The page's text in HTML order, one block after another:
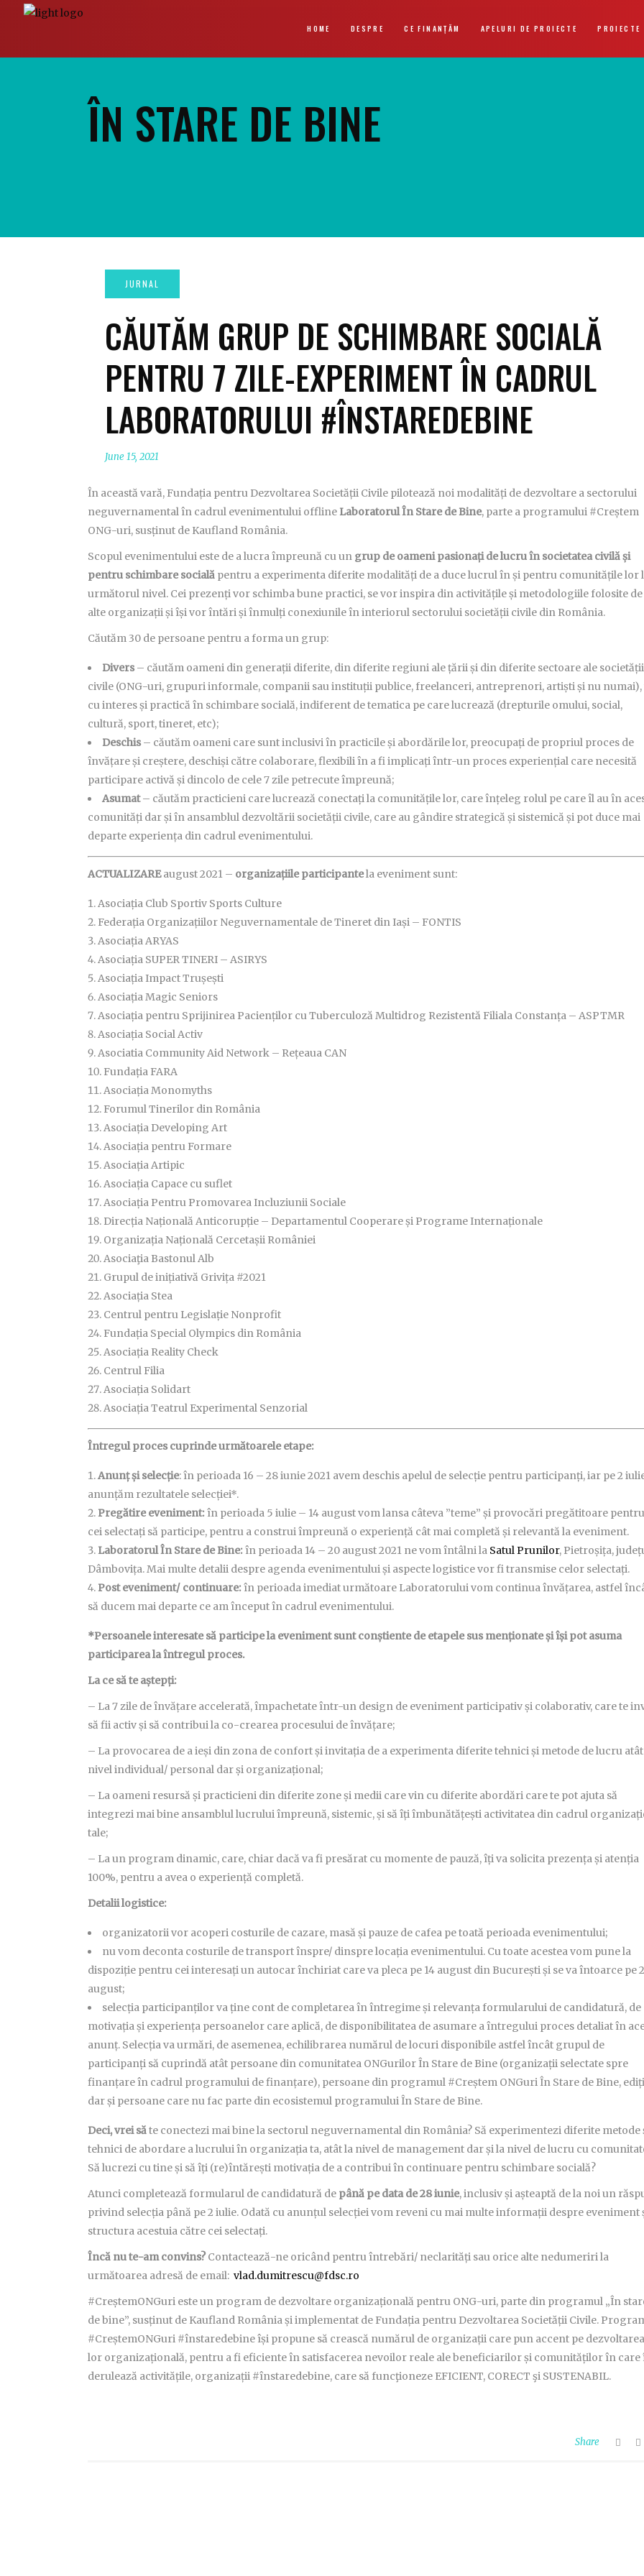
HOME DESPRE CE FINANȚĂM APELURI DE PROIECTE PROIECTE
ÎN STARE DE BINE
CĂUTĂM GRUP DE SCHIMBARE SOCIALĂ
PENTRU 7 ZILE-EXPERIMENT ÎN CADRUL
LABORATORULUI #ÎNSTAREDEBINE
June 15, 2021
În această vară, Fundația pentru Dezvoltarea Societății Civile pilotează noi modalități de dezvoltare a sectorului
neguvernamental în cadrul evenimentului offline Laboratorul În Stare de Bine, parte a programului #Creștem
ONG-uri, susținut de Kaufland România.
Scopul evenimentului este de a lucra împreună cu un grup de oameni pasionați de lucru în societatea civilă și
pentru schimbare socială pentru a experimenta diferite modalități de a duce lucrul în și pentru comunitățile lor
următorul nivel. Cei prezenți vor schimba bune practici, se vor inspira din activitățile și metodologiile folosite de
alte organizații și își vor întări și înmulți conexiunile în interiorul sectorului societății civile din România.
Căutăm 30 de persoane pentru a forma un grup:
Divers– căutăm oameni din generații diferite, din diferite regiuni ale țării și din diferite sectoare ale societății
civile (ONG-uri, grupuri informale, companii sau instituții publice, freelanceri, antreprenori, artiști și nu
cu interes și practică în schimbare socială, indiferent de tematica pe care lucrează (drepturile omului, social,
cultură, sport, tineret, etc);
Deschis– căutăm oameni care sunt inclusivi în practicile și abordările lor, preocupați de propriul proces de
învățare și creștere, deschiși către colaborare, flexibili în a fi implicați într-un proces experiențial care necesită
participare activă și dincolo de cele 7 zile petrecute împreună;
Asumat– căutăm practicieni care lucrează conectați la comunitățile lor, care înțeleg rolul pe care îl au în
comunități dar și în ansamblul dezvoltării societății civile, care au gândire strategică și sistemică și pot duce mai
departe experiența din cadrul evenimentului.
ACTUALIZAREaugust 2021 – organizațiile participantela eveniment sunt:
Asociația Club Sportiv Sports Culture
Federația Organizațiilor Neguvernamentale de Tineret din Iași – FONTIS
Asociația ARYAS
Asociația SUPER TINERI – ASIRYS
Asociația Impact Trușești
Asociația Magic Seniors
Asociația pentru Sprijinirea Pacienților cu Tuberculoză Multidrog Rezistentă Filiala Constanța – ASPTMR
Asociația Social Activ
Asociatia Community Aid Network – Rețeaua CAN
Fundația FARA
Asociația Monomyths
Forumul Tinerilor din România
Asociația Developing Art
Asociația pentru Formare
Asociația Artipic
Asociația Capace cu suflet
Asociația Pentru Promovarea Incluziunii Sociale
Direcția Națională Anticorupție – Departamentul Cooperare și Programe Internaționale
Organizația Națională Cercetașii României
Asociaţia Bastonul Alb
Grupul de inițiativă Grivița #2021
Asociația Stea
Centrul pentru Legislație Nonprofit
Fundația Special Olympics din România
Asociația Reality Check
Centrul Filia
Asociația Solidart
Asociația Teatrul Experimental Senzorial
Întregul proces cuprinde următoarele etape:
Anunț și selecție: în perioada 16 – 28 iunie 2021 avem deschis apelul de selecție pentru participanți, iar pe 2
anunțăm rezultatele selecției*.
Pregătire eveniment:în perioada 5 iulie – 14 august vom lansa câteva ”teme” și provocări pregătitoare pentru
cei selectați să participe, pentru a construi împreună o experiență cât mai completă și relevantă la eveniment.
Laboratorul În Stare de Bine:în perioada 14 – 20 august 2021 ne vom întâlni la Satul Prunilor, Pietroșița,
Dâmbovița. Mai multe detalii despre agenda evenimentului și aspecte logistice vor fi transmise celor selectați.
Post eveniment/ continuare:în perioada imediat următoare Laboratorului vom continua învățarea, astfel
să ducem mai departe ce am început în cadrul evenimentului.
*Persoanele interesate să participe la eveniment sunt conștiente de etapele sus menționate și își pot asuma
participarea la întregul proces.
La ce să te aștepți:
– La 7 zile de învățare accelerată, împachetate într-un design de eveniment participativ și colaborativ, care te
să fii activ și să contribui la co-crearea procesului de învățare;
– La provocarea de a ieși din zona de confort și invitația de a experimenta diferite tehnici și metode de lucru
nivel individual/ personal dar și organizațional;
– La oameni resursă și practicieni din diferite zone și medii care vin cu diferite abordări care te pot ajuta să
integrezi mai bine ansamblul lucrului împreună, sistemic, și să îți îmbunătățești activitatea din cadrul
tale;
– La un program dinamic, care, chiar dacă va fi presărat cu momente de pauză, îți va solicita prezența și atenția
100%, pentru a avea o experiență completă.
Detalii logistice:
organizatorii vor acoperi costurile de cazare, masă și pauze de cafea pe toată perioada evenimentului;
nu vom deconta costurile de transport înspre/ dinspre locația evenimentului. Cu toate acestea vom pune la
dispoziție pentru cei interesați un autocar închiriat care va pleca pe 14 august din București și se va întoarce pe
august;
selecția participanților va ține cont de completarea în întregime și relevanța formularului de candidatură, de
motivația și experiența persoanelor care aplică, de disponibilitatea de asumare a întregului proces detaliat în
anunț. Selecția va urmări, de asemenea, echilibrarea numărul de locuri disponibile astfel încât grupul de
participanți să cuprindă atât persoane din comunitatea ONGurilor În Stare de Bine (organizații selectate spre
finanțare în cadrul programului de finanțare), persoane din programul #Creștem ONGuri În Stare de Bine,
dar și persoane care nu fac parte din ecosistemul programului În Stare de Bine.
Deci, vrei săte conectezi mai bine la sectorul neguvernamental din România? Să experimentezi diferite metode
tehnici de abordare a lucrului în organizația ta, atât la nivel de management dar și la nivel de lucru cu
Să lucrezi cu tine și să îți (re)întărești motivația de a contribui în continuare pentru schimbare socială?
Atunci completează formularul de candidatură de până pe data de 28 iunie, inclusiv și așteaptă de la noi un
privind selecția până pe 2 iulie. Odată cu anunțul selecției vom reveni cu mai multe informații despre eveniment
structura acestuia către cei selectați.
Încă nu te-am convins?Contactează-ne oricând pentru întrebări/ neclarități sau orice alte nedumeriri la
următoarea adresă de email: vlad.dumitrescu@fdsc.ro
#CreștemONGuri este un program de dezvoltare organizațională pentru ONG-uri, parte din programul „În
de bine”, susținut de Kaufland România și implementat de Fundația pentru Dezvoltarea Societății Civile.
#CreștemONGuri #înstaredebine își propune să crească numărul de organizații care pun accent pe dezvoltarea
lor organizațională, pentru a fi eficiente în satisfacerea nevoilor reale ale beneficiarilor și comunităților în care
derulează activitățile, organizații #înstaredebine, care să funcţioneze EFICIENT, CORECT şi SUSTENABIL.
Share